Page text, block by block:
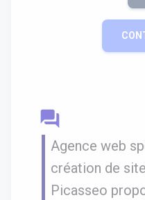
question_answer
Agence web
création de
Picasseo